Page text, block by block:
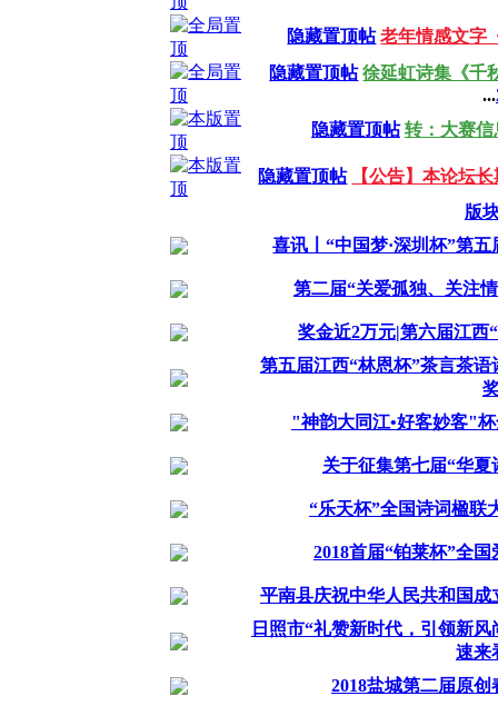
隐藏置顶帖 老年情感文字
隐藏置顶帖 徐延虹诗集《千
...
隐藏置顶帖 转：大赛信
隐藏置顶帖
【公告】本论坛
版
喜讯〡“中国梦·深圳杯”第
第二届“关爱孤独、关注
奖金近2万元|第六届江西
第五届江西“林恩杯”茶言茶
"神韵大同江•好客妙客"
关于征集第七届“华
“乐天杯”全国诗词楹联
2018首届“铂莱杯”全
平南县庆祝中华人民共和国
日照市“礼赞新时代，引领新
速来
2018盐城第二届原